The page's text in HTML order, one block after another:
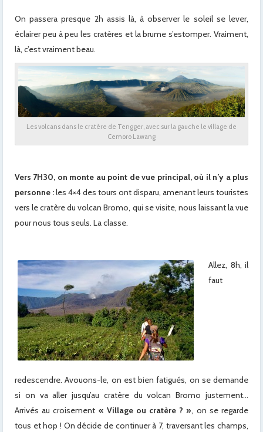
On passera presque 2h assis là, à observer le soleil se lever,
éclairer peu à peu les cratères et la brume s’estomper. Vraiment,
là, c’est vraiment beau.
Les volcans dans le cratère de Tengger, avec sur la gauche le village de
Cemoro Lawang
Vers 7H30, on monte au point de vue principal, où il n’y a plus
personne :les 4×4 des tours ont disparu, amenant leurs touristes
vers le cratère du volcan Bromo, qui se visite, nous laissant la vue
pour nous tous seuls. La classe.
Allez, 8h, il
faut
redescendre. Avouons-le, on est bien fatigués, on se demande
si on va aller jusqu’au cratère du volcan Bromo justement…
Arrivés au croisement « Village ou cratère ? », on se regarde
tous et hop ! On décide de continuer à 7, traversant les champs,